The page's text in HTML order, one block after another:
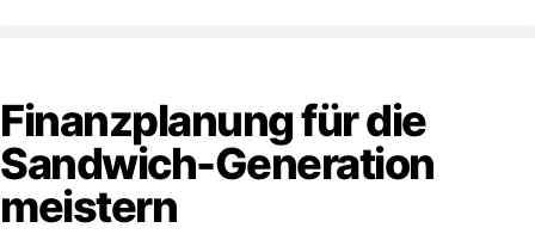
Finanzplanung für die
Sandwich-Generation
meistern